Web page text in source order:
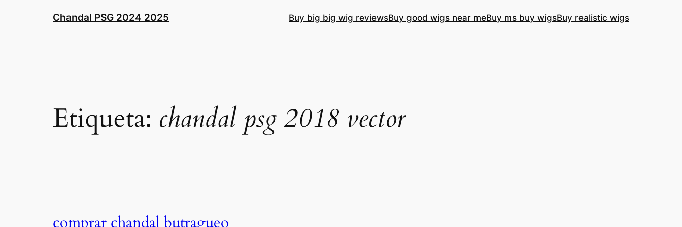
Chandal PSG 2024 2025 Buy big big wig reviewsBuy good wigs near meBuy ms buy wigsBuy realistic wigs
Etiqueta: chandal psg 2018 vector